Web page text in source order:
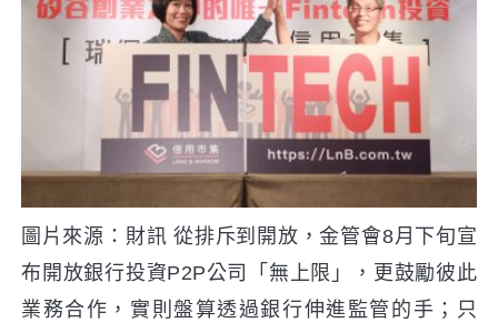
圖片來源：財訊 從排斥到開放，金管會8月下旬宣
布開放銀行投資P2P公司「無上限」，更鼓勵彼此
業務合作，實則盤算透過銀行伸進監管的手；只